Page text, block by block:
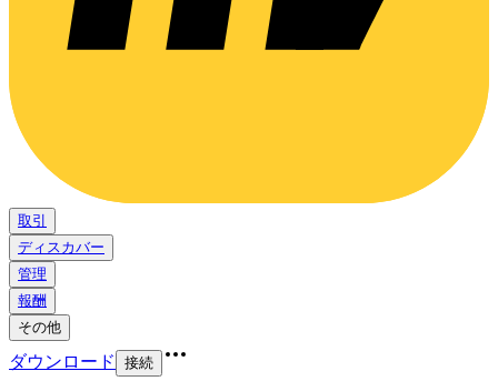
取引
ディスカバー
管理
報酬
その他
ダウンロード 接続